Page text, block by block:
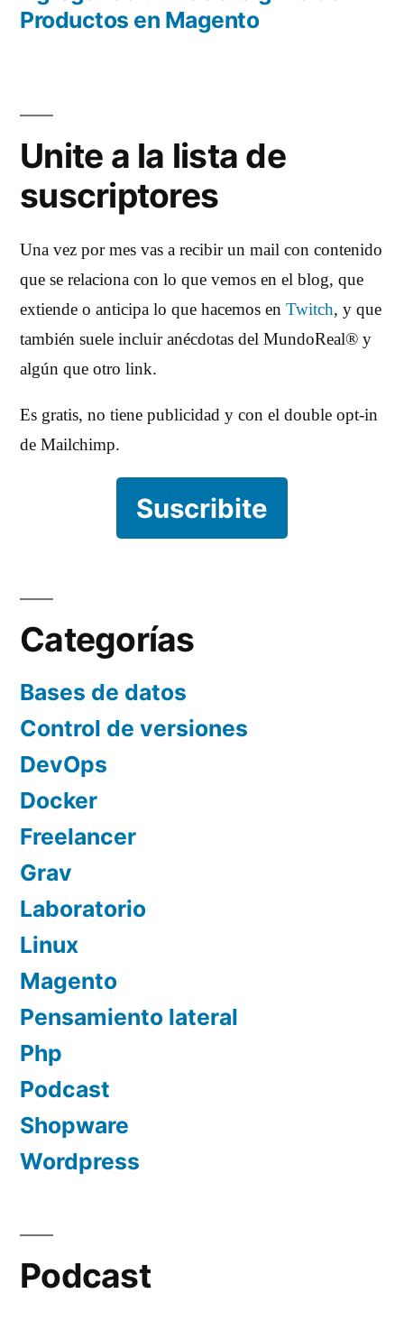
Productos en Magento
Unite a la lista de
suscriptores
Una vez por mes vas a recibir un mail con contenido
que se relaciona con lo que vemos en el blog, que
extiende o anticipa lo que hacemos en Twitch, y que
también suele incluir anécdotas del MundoReal® y
algún que otro link.
Es gratis, no tiene publicidad y con el double opt-in
de Mailchimp.
Suscribite
Categorías
Bases de datos
Control de versiones
DevOps
Docker
Freelancer
Grav
Laboratorio
Linux
Magento
Pensamiento lateral
Php
Podcast
Shopware
Wordpress
Podcast